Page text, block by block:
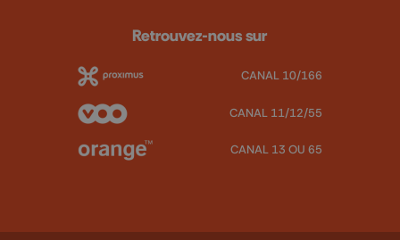
Retrouvez-nous sur
CANAL 10/166
CANAL 11/12/55
CANAL 13 OU 65